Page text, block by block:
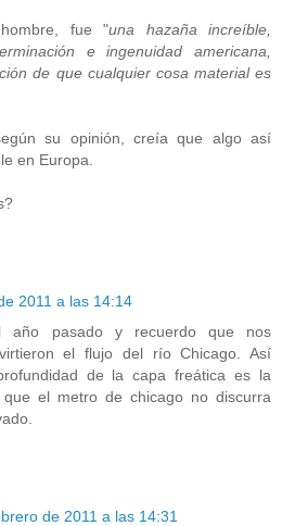
fue "una hazaña increíble,
e ingenuidad americana,
de que cualquier cosa material es
su opinión, creía que algo así
en Europa.
2011 a las 14:14
año pasado y recuerdo que nos
el flujo del río Chicago. Así
de la capa freática es la
el metro de chicago no discurra
de 2011 a las 14:31